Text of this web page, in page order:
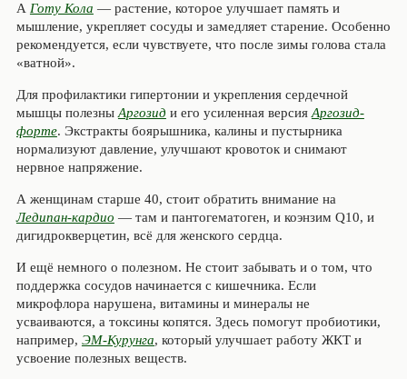
А Готу Кола — растение, которое улучшает память и
мышление, укрепляет сосуды и замедляет старение. Особенно
рекомендуется, если чувствуете, что после зимы голова стала
«ватной».
Для профилактики гипертонии и укрепления сердечной
мышцы полезны Аргозид и его усиленная версия Аргозид-
форте. Экстракты боярышника, калины и пустырника
нормализуют давление, улучшают кровоток и снимают
нервное напряжение.
А женщинам старше 40, стоит обратить внимание на
Ледипан-кардио — там и пантогематоген, и коэнзим Q10, и
дигидрокверцетин, всё для женского сердца.
И ещё немного о полезном. Не стоит забывать и о том, что
поддержка сосудов начинается с кишечника. Если
микрофлора нарушена, витамины и минералы не
усваиваются, а токсины копятся. Здесь помогут пробиотики,
например, ЭМ-Курунга, который улучшает работу ЖКТ и
усвоение полезных веществ.